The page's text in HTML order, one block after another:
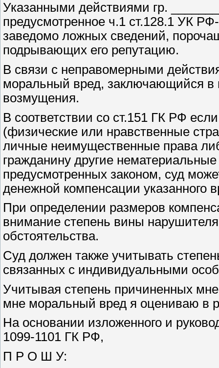
Указанными действиями гр.
предусмотренное ч.1 ст.128.1 УК
заведомо ложных сведений,
подрывающих его репутацию.
В связи с неправомерными
моральный вред, заключающийся в
возмущения.
В соответствии со ст.151 ГК РФ
(физические или нравственные
личные неимущественные права
гражданину другие
предусмотренных законом, суд
денежной компенсации указанного
При определении размеров
внимание степень вины
обстоятельства.
Суд должен также учитывать
связанных с индивидуальными
Учитывая степень причиненных
мне моральный вред я оцениваю в
На основании изложенного и
1099-1101 ГК РФ,
П Р О Ш У: